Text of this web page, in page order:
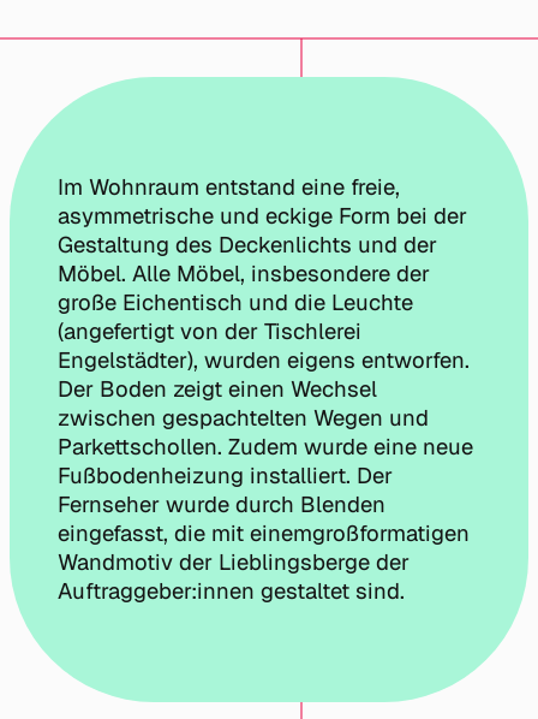
Im Wohnraum entstand eine freie,
asymmetrische und eckige Form bei der
Gestaltung des Deckenlichts und der
Möbel. Alle Möbel, insbesondere der
große Eichentisch und die Leuchte
(angefertigt von der Tischlerei
Engelstädter), wurden eigens entworfen.
Der Boden zeigt einen Wechsel
zwischen gespachtelten Wegen und
Parkettschollen. Zudem wurde eine neue
Fußbodenheizung installiert. Der
Fernseher wurde durch Blenden
eingefasst, die mit einemgroßformatigen
Wandmotiv der Lieblingsberge der
Auftraggeber:innen gestaltet sind.